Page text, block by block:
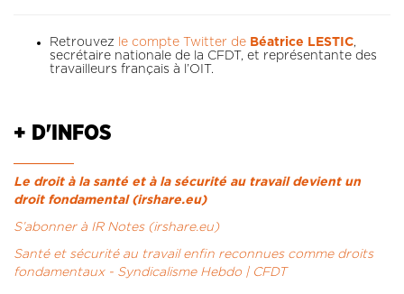
Retrouvez le compte Twitter de Béatrice LESTIC,
secrétaire nationale de la CFDT, et représentante des
travailleurs français à l’OIT.
+ D'INFOS
Le droit à la santé et à la sécurité au travail devient un
droit fondamental (irshare.eu)
S’abonner à IR Notes (irshare.eu)
Santé et sécurité au travail enfin reconnues comme droits
fondamentaux - Syndicalisme Hebdo | CFDT